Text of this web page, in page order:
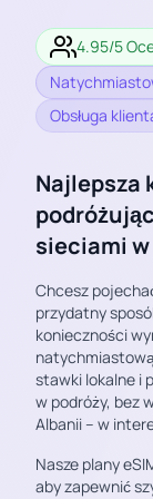
4.95/5
Obsługa
Najlepsza
sieciami
Chcesz
przydatny
konieczności
stawki lokalne i
w podróży, bez
Albanii – w
Nasze plany
aby zapewnić